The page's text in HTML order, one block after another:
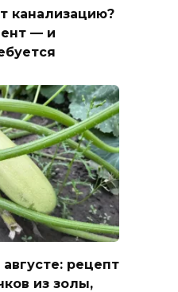
канализацию?
— и
рецепт
из золы,